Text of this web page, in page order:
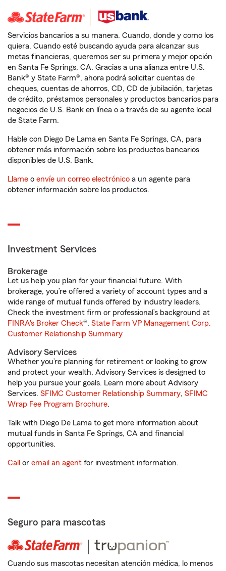
Servicios bancarios a su manera. Cuando, donde y como los
quiera. Cuando esté buscando ayuda para alcanzar sus
metas financieras, queremos ser su primera y mejor opción
en Santa Fe Springs, CA. Gracias a una alianza entre U.S.
Bank® y State Farm®, ahora podrá solicitar cuentas de
cheques, cuentas de ahorros, CD, CD de jubilación, tarjetas
de crédito, préstamos personales y productos bancarios para
negocios de U.S. Bank en línea o a través de su agente local
de State Farm.
Hable con Diego De Lama en Santa Fe Springs, CA, para
obtener más información sobre los productos bancarios
disponibles de U.S. Bank.
Llame o envíe un correo electrónico a un agente para
obtener información sobre los productos.
Investment Services
Brokerage
Let us help you plan for your financial future. With
brokerage, you’re offered a variety of account types and a
wide range of mutual funds offered by industry leaders.
Check the investment firm or professional’s background at
FINRA's Broker Check®. State Farm VP Management Corp.
Customer Relationship Summary
Advisory Services
Whether you’re planning for retirement or looking to grow
and protect your wealth, Advisory Services is designed to
help you pursue your goals. Learn more about Advisory
Services. SFIMC Customer Relationship Summary, SFIMC
Wrap Fee Program Brochure.
Talk with Diego De Lama to get more information about
mutual funds in Santa Fe Springs, CA and financial
opportunities.
Call or email an agent for investment information.
Seguro para mascotas
Cuando sus mascotas necesitan atención médica, lo menos